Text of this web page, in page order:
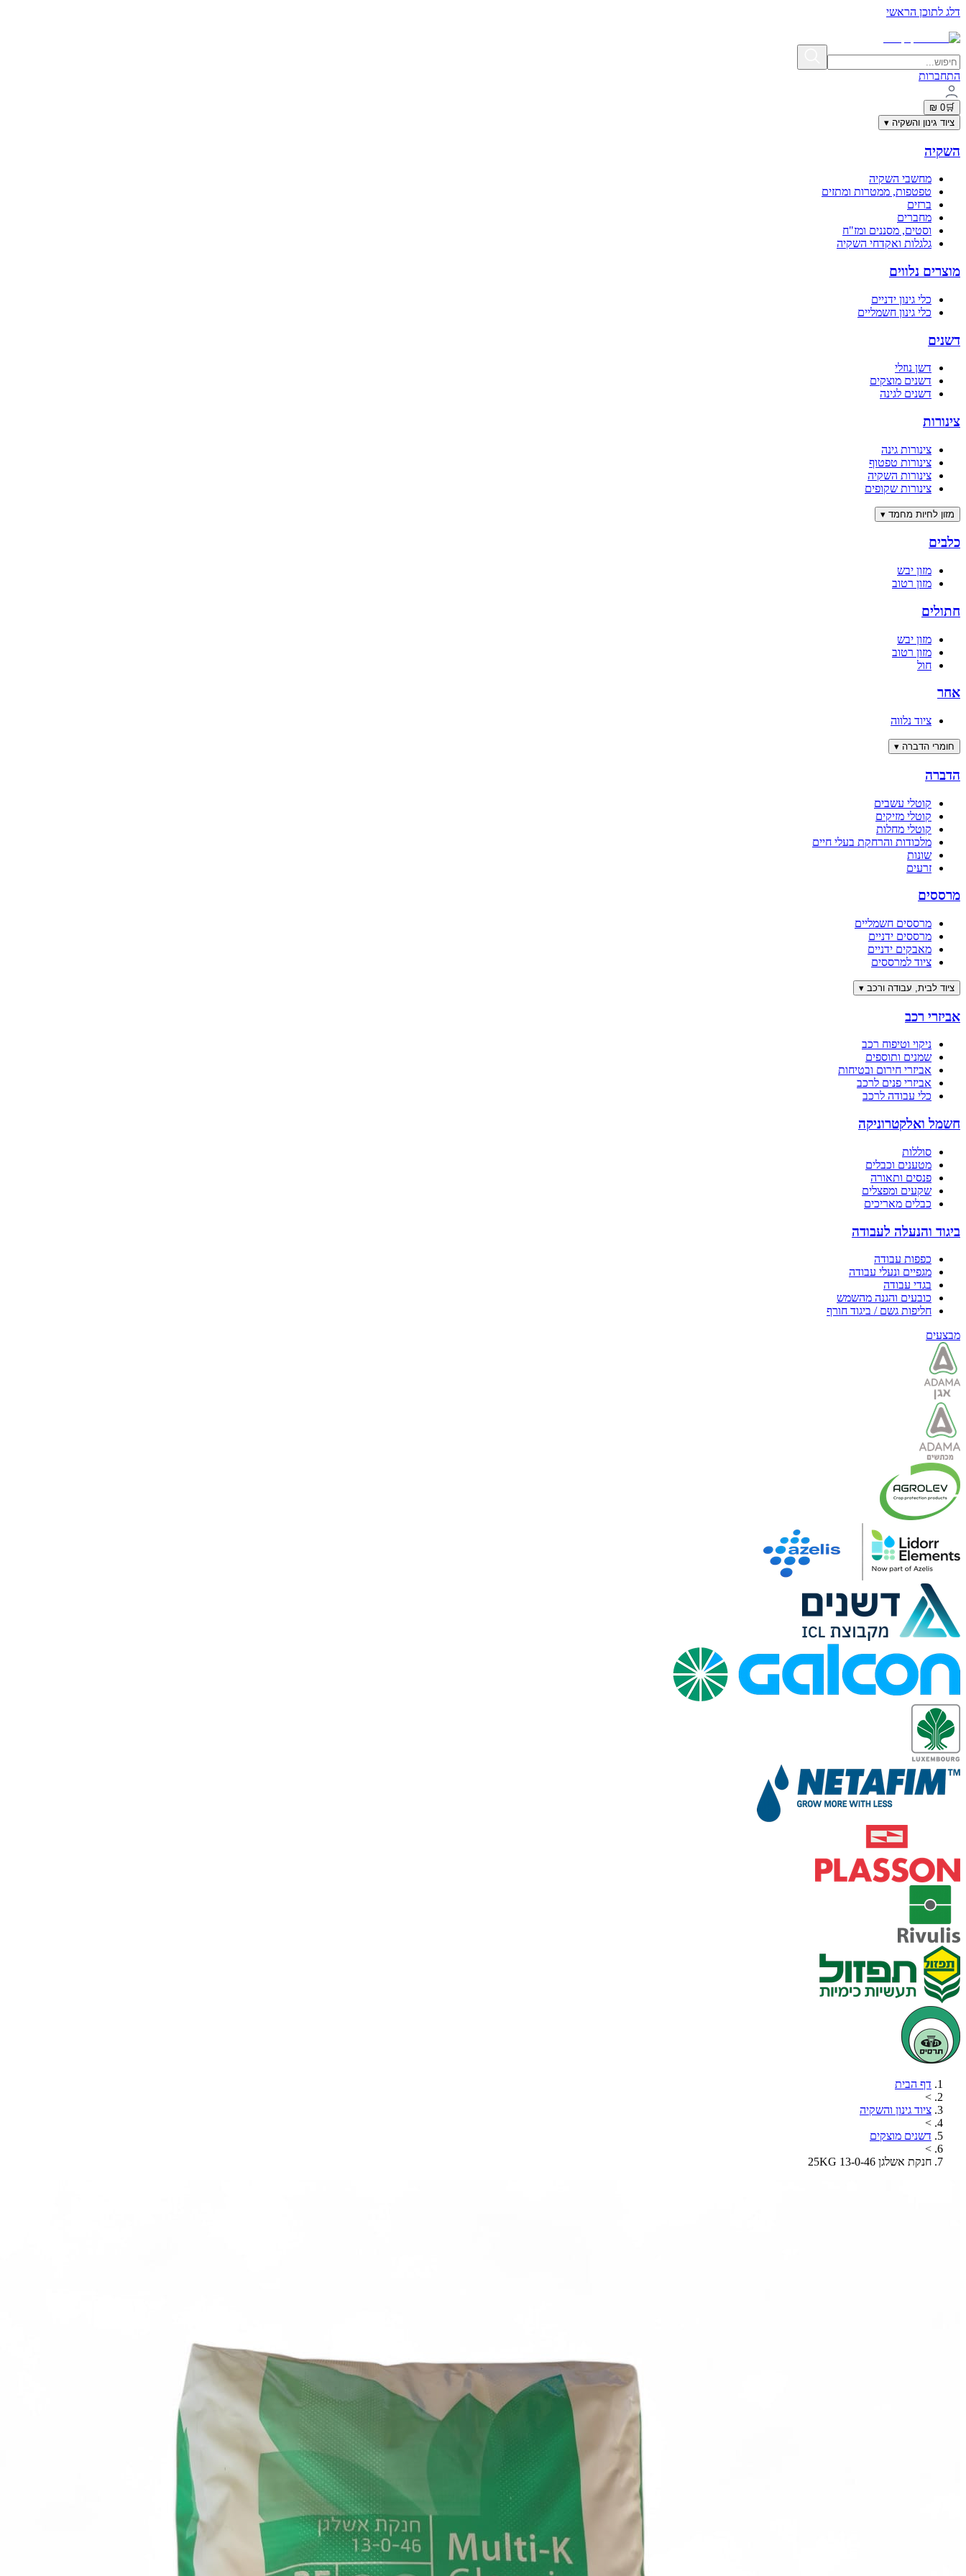
דלג לתוכן הראשי
התחברות
🛒
0 ₪
ציוד גינון והשקיה ▾
השקיה
מחשבי השקיה
טפטפות, ממטרות ומתזים
ברזים
מחברים
וסטים, מסננים ומז"ח
גלגלות ואקדחי השקיה
מוצרים נלווים
כלי גינון ידניים
כלי גינון חשמליים
דשנים
דשן נוזלי
דשנים מוצקים
דשנים לגינה
צינורות
צינורות גינה
צינורות טפטוף
צינורות השקיה
צינורות שקופים
מזון לחיות מחמד ▾
כלבים
מזון יבש
מזון רטוב
חתולים
מזון יבש
מזון רטוב
חול
אחר
ציוד נלווה
חומרי הדברה ▾
הדברה
קוטלי עשבים
קוטלי מזיקים
קוטלי מחלות
מלכודות והרחקת בעלי חיים
שונות
זרעים
מרססים
מרססים חשמליים
מרססים ידניים
מאבקים ידניים
ציוד למרססים
ציוד לבית, עבודה ורכב ▾
אביזרי רכב
ניקוי וטיפוח רכב
שמנים ותוספים
אביזרי חירום ובטיחות
אביזרי פנים לרכב
כלי עבודה לרכב
חשמל ואלקטרוניקה
סוללות
מטענים וכבלים
פנסים ותאורה
שקעים ומפצלים
כבלים מאריכים
ביגוד והנעלה לעבודה
כפפות עבודה
מגפיים ונעלי עבודה
בגדי עבודה
כובעים והגנה מהשמש
חליפות גשם / ביגוד חורף
מבצעים
דף הבית
>
ציוד גינון והשקיה
>
דשנים מוצקים
>
חנקת אשלגן 13-0-46 25KG